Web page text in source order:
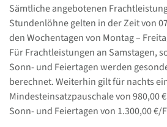
Sämtliche angebotenen
Stundenlöhne gelten in der Zeit von
den Wochentagen von Montag –
Für Frachtleistungen an Samstagen,
Sonn- und Feiertagen werden
berechnet. Weiterhin gilt für nachts
Mindesteinsatzpauschale von 980,00
Sonn- und Feiertagen von 1.300,00 €/